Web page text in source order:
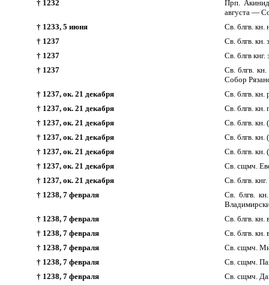
† 1232
Прп.
августа —
† 1233, 5 июня
Св. блгв. кн.
† 1237
Св. блгв.
† 1237
Св. блгв
† 1237
Св. блгв.
Собор
† 1237, ок. 21 декабря
Св. блгв.
† 1237, ок. 21 декабря
Св. блгв.
† 1237, ок. 21 декабря
Св. блгв.
† 1237, ок. 21 декабря
Св. блгв.
† 1237, ок. 21 декабря
Св. блгв.
† 1237, ок. 21 декабря
Св. сщмч.
† 1237, ок. 21 декабря
Св. блгв.
† 1238, 7 февраля
Св. блгв.
† 1238, 7 февраля
Св. блгв.
† 1238, 7 февраля
Св. блгв.
† 1238, 7 февраля
Св. сщмч.
† 1238, 7 февраля
Св. сщмч.
† 1238, 7 февраля
Св. сщмч.